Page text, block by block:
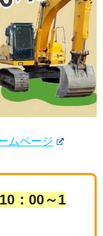
ムページ
：00～1